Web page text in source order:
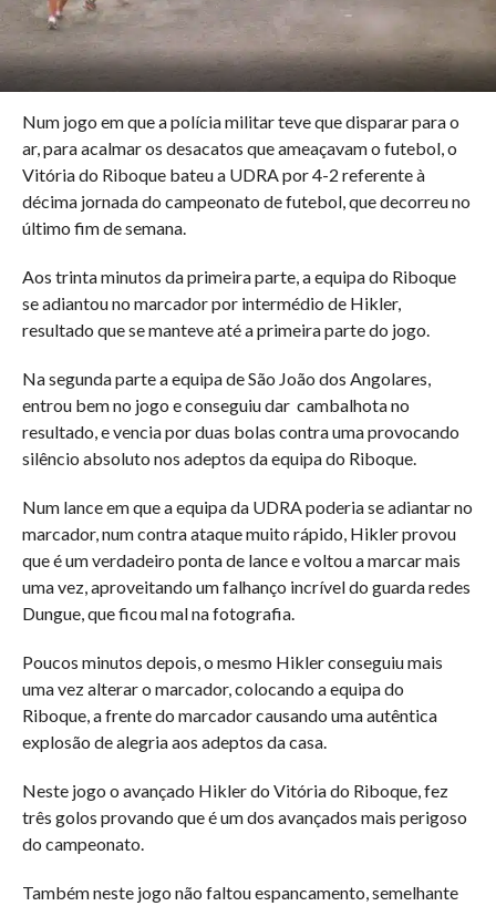
Num jogo em que a polícia militar teve que disparar para o
ar, para acalmar os desacatos que ameaçavam o futebol, o
Vitória do Riboque bateu a UDRA por 4-2 referente à
décima jornada do campeonato de futebol, que decorreu no
último fim de semana.
Aos trinta minutos da primeira parte, a equipa do Riboque
se adiantou no marcador por intermédio de Hikler,
resultado que se manteve até a primeira parte do jogo.
Na segunda parte a equipa de São João dos Angolares,
entrou bem no jogo e conseguiu dar cambalhota no
resultado, e vencia por duas bolas contra uma provocando
silêncio absoluto nos adeptos da equipa do Riboque.
Num lance em que a equipa da UDRA poderia se adiantar no
marcador, num contra ataque muito rápido, Hikler provou
que é um verdadeiro ponta de lance e voltou a marcar mais
uma vez, aproveitando um falhanço incrível do guarda redes
Dungue, que ficou mal na fotografia.
Poucos minutos depois, o mesmo Hikler conseguiu mais
uma vez alterar o marcador, colocando a equipa do
Riboque, a frente do marcador causando uma autêntica
explosão de alegria aos adeptos da casa.
Neste jogo o avançado Hikler do Vitória do Riboque, fez
três golos provando que é um dos avançados mais perigoso
do campeonato.
Também neste jogo não faltou espancamento, semelhante